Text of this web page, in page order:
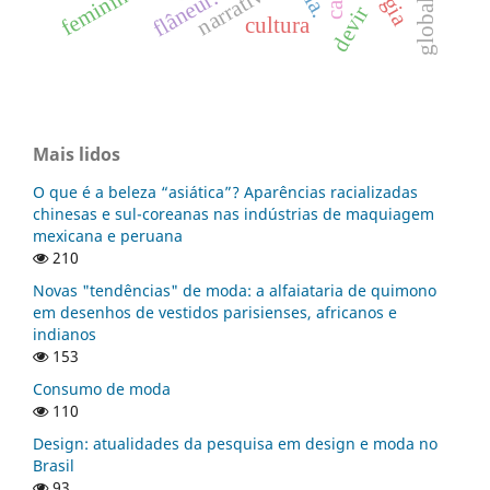
flâneur. cultura devir
Mais lidos
O que é a beleza “asiática”? Aparências racializadas
chinesas e sul-coreanas nas indústrias de maquiagem
mexicana e peruana
210
Novas "tendências" de moda: a alfaiataria de quimono
em desenhos de vestidos parisienses, africanos e
indianos
153
Consumo de moda
110
Design: atualidades da pesquisa em design e moda no
Brasil